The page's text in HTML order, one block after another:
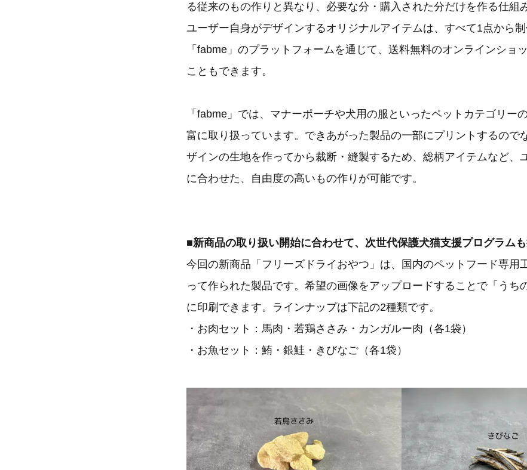
る従来のもの作りと異なり、必要な分・購入された分だけを作る仕組
ユーザー自身がデザインするオリジナルアイテムは、すべて1点から制
「fabme」のプラットフォームを通じて、送料無料のオンラインショ
こともできます。
「fabme」では、マナーポーチや犬用の服といったペットカテゴリー
富に取り扱っています。できあがった製品の一部にプリントするので
ザインの生地を作ってから裁断・縫製するため、総柄アイテムなど、
に合わせた、自由度の高いもの作りが可能です。
■新商品の取り扱い開始に合わせて、次世代保護犬猫支援プログラム
今回の新商品「フリーズドライおやつ」は、国内のペットフード専用
って作られた製品です。希望の画像をアップロードすることで「うち
に印刷できます。ラインナップは下記の2種類です。
・お肉セット：馬肉・若鶏ささみ・カンガルー肉（各1袋）
・お魚セット：鮪・銀鮭・きびなご（各1袋）